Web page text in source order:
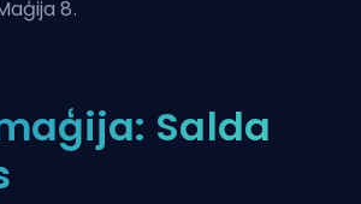
8.
Salda